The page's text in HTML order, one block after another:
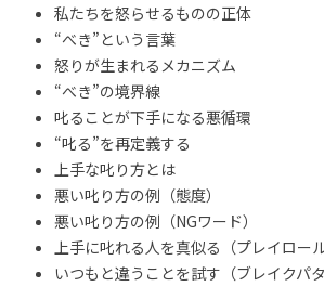
私たちを怒らせるものの正体
“べき”という言葉
怒りが生まれるメカニズム
“べき”の境界線
叱ることが下手になる悪循環
“叱る”を再定義する
上手な叱り方とは
悪い叱り方の例（態度）
悪い叱り方の例（NGワード）
上手に叱れる人を真似る（プレイロール
いつもと違うことを試す（ブレイクパタ